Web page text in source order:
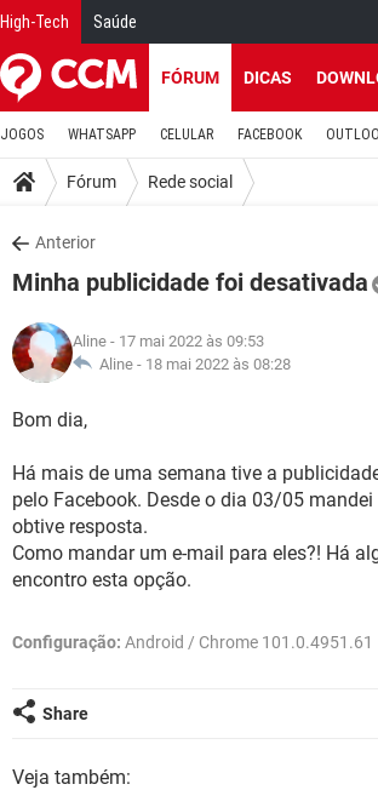
High-Tech Saúde
FÓRUM DICAS
JOGOS WHATSAPP CELULAR FACEBOOK
Fórum Rede social
Anterior
Minha publicidade foi desativada
Aline - 17 mai 2022 às 09:53
Aline - 18 mai 2022 às 08:28
Bom dia,
Há mais de uma semana tive a
pelo Facebook. Desde o dia 03/05
obtive resposta.
Como mandar um e-mail para eles?! Há
encontro esta opção.
Configuração: Android / Chrome 101.0.4951.61
Share
Veja também: